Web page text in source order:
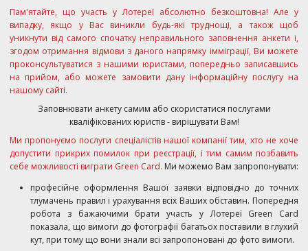
Пам'ятайте, що участь у Лотереї абсолютно безкоштовна! Але у
випадку, якщо у Вас виникли будь-які труднощі, а також щоб
уникнути від самого спочатку неправильного заповнення анкети і,
згодом отримання відмови з даного напрямку імміграції, Ви можете
проконсультуватися з нашими юристами, попередньо записавшись
на прийом, або можете замовити дану інформаційну послугу на
нашому сайті.
Заповнювати анкету самим або скористатися послугами
кваліфікованих юристів - вирішувати Вам!
Ми пропонуємо послуги спеціалістів нашої компанії тим, хто не хоче
допустити прикрих помилок при реєстрації, і тим самим позбавить
себе можливості виграти Green Card. Ми можемо Вам запропонувати:
професійне оформлення Вашої заявки відповідно до точних
тлумачень правил і урахування всіх Ваших обставин. Попередня
робота з бажаючими брати участь у Лотереї Green Card
показала, що вимоги до фотографії багатьох поставили в глухий
кут, при тому що вони знали всі запропоновані до фото вимоги.